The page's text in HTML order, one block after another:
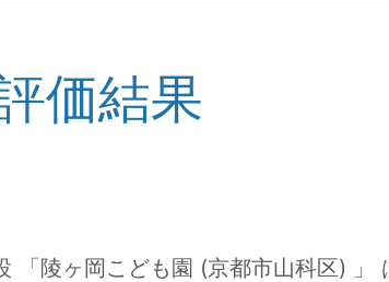
価結果
「陵ヶ岡こども園 (京都市山科区) 」